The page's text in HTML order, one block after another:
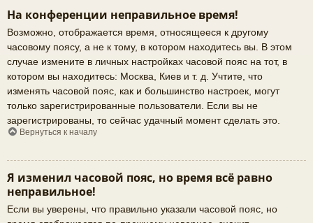
На конференции неправильное время!
Возможно, отображается время, относящееся к другому
часовому поясу, а не к тому, в котором находитесь вы. В этом
случае измените в личных настройках часовой пояс на тот, в
котором вы находитесь: Москва, Киев и т. д. Учтите, что
изменять часовой пояс, как и большинство настроек, могут
только зарегистрированные пользователи. Если вы не
зарегистрированы, то сейчас удачный момент сделать это.
Вернуться к началу
Я изменил часовой пояс, но время всё равно
неправильное!
Если вы уверены, что правильно указали часовой пояс, но